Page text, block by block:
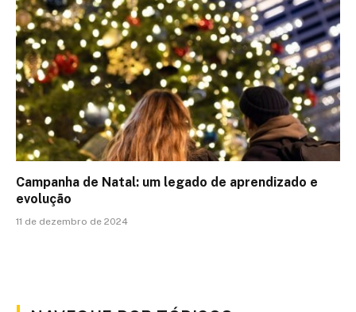
Campanha de Natal: um legado de aprendizado e
evolução
11 de dezembro de 2024